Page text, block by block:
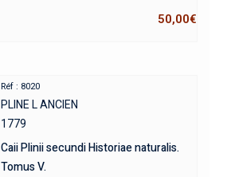
50,00€
Réf : 8020
PLINE L ANCIEN
1779
Caii Plinii secundi Historiae naturalis.
Tomus V.